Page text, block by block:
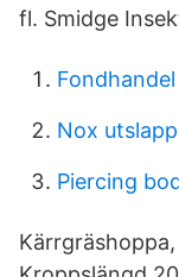
fl. Smidge
Nox utslapp
Piercing